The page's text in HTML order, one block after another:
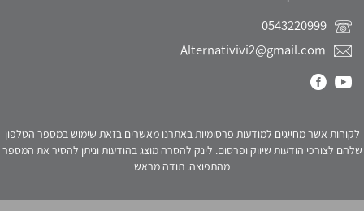
Alternativivi2@gmail.com
לקוחות אשר מחייגים למודעות פרסומיות באתרנו מאשרים בזאת שימוש במספר הטלפון
שלהם לצורכי הודעות שיווק ופרסום. לינק להסרה מוצג בהודעות וניתן להסיר את המספר
מהתפוצה. תודה מראש